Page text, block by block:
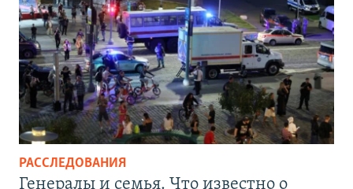
РАССЛЕДОВАНИЯ
Генералы и семья. Что известно о